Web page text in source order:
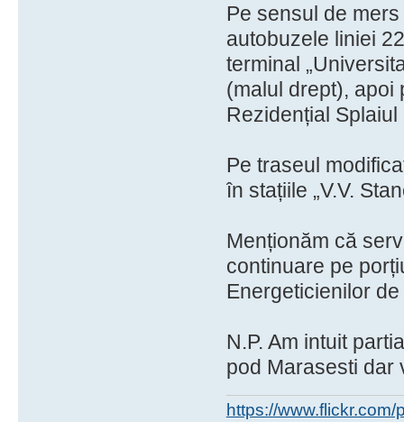
Pe sensul de
autobuzele liniei
terminal
(malul drept), apoi
Rezidențial Splaiul
Pe traseul
în stațiile „V.V.
Menționăm că
continuare pe
Energeticienilor
N.P. Am intuit
pod Marasesti dar
https://